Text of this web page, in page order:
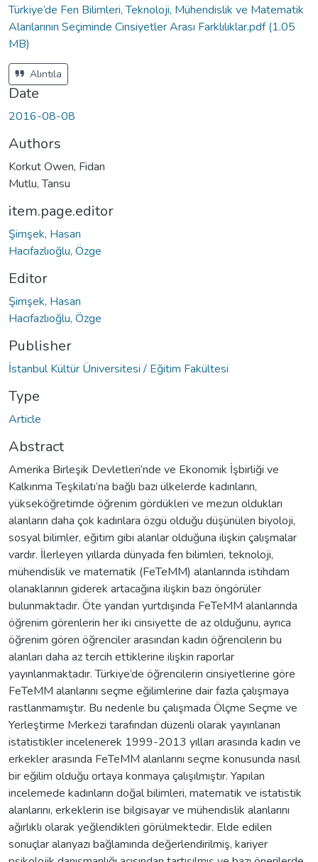
Türkiye’de Fen Bilimleri, Teknoloji, Mühendislik ve Matematik
Alanlarının Seçiminde Cinsiyetler Arası Farklılıklar.pdf(1.05
MB)
Alıntıla
Date
2016-08-08
Authors
Korkut Owen, Fidan
Mutlu, Tansu
item.page.editor
Şimşek, Hasan
Hacıfazlıoğlu, Özge
Editor
Şimşek, Hasan
Hacıfazlıoğlu, Özge
Publisher
İstanbul Kültür Üniversitesi / Eğitim Fakültesi
Type
Article
Abstract
Amerika Birleşik Devletleri’nde ve Ekonomik İşbirliği ve
Kalkınma Teşkilatı’na bağlı bazı ülkelerde kadınların,
yükseköğretimde öğrenim gördükleri ve mezun oldukları
alanların daha çok kadınlara özgü olduğu düşünülen biyoloji,
sosyal bilimler, eğitim gibi alanlar olduğuna ilişkin çalışmalar
vardır. İlerleyen yıllarda dünyada fen bilimleri, teknoloji,
mühendislik ve matematik (FeTeMM) alanlarında istihdam
olanaklarının giderek artacağına ilişkin bazı öngörüler
bulunmaktadır. Öte yandan yurtdışında FeTeMM alanlarında
öğrenim görenlerin her iki cinsiyette de az olduğunu, ayrıca
öğrenim gören öğrenciler arasından kadın öğrencilerin bu
alanları daha az tercih ettiklerine ilişkin raporlar
yayınlanmaktadır. Türkiye’de öğrencilerin cinsiyetlerine göre
FeTeMM alanlarını seçme eğilimlerine dair fazla çalışmaya
rastlanmamıştır. Bu nedenle bu çalışmada Ölçme Seçme ve
Yerleştirme Merkezi tarafından düzenli olarak yayınlanan
istatistikler incelenerek 1999-2013 yılları arasında kadın ve
erkekler arasında FeTeMM alanlarını seçme konusunda nasıl
bir eğilim olduğu ortaya konmaya çalışılmıştır. Yapılan
incelemede kadınların doğal bilimleri, matematik ve istatistik
alanlarını, erkeklerin ise bilgisayar ve mühendislik alanlarını
ağırlıklı olarak yeğlendikleri görülmektedir. Elde edilen
sonuçlar alanyazı bağlamında değerlendirilmiş, kariyer